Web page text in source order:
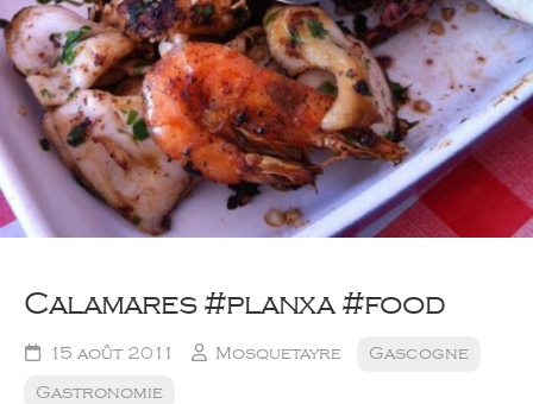
Calamares #planxa #food
15 août 2011 Mosquetayre
Gascogne
Gastronomie